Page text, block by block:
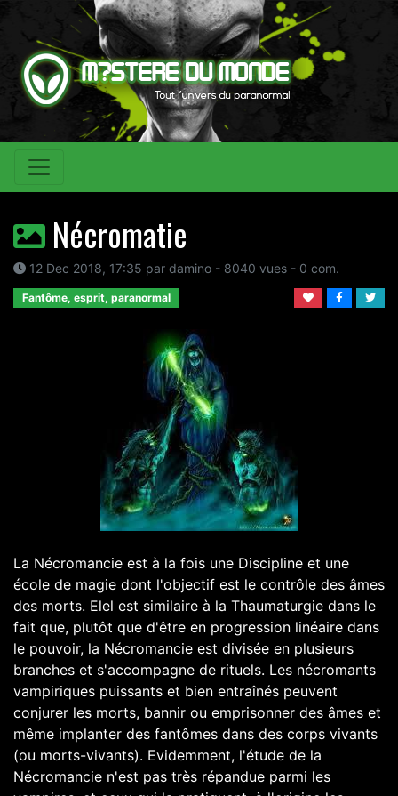
Nécromatie
12 Dec 2018, 17:35 par damino - 8040 vues - 0 com.
Fantôme, esprit, paranormal
La Nécromancie est à la fois une Discipline et une école de magie dont l'objectif est le contrôle des âmes des morts. Elel est similaire à la Thaumaturgie dans le fait que, plutôt que d'être en progression linéaire dans le pouvoir, la Nécromancie est divisée en plusieurs branches et s'accompagne de rituels. Les nécromants vampiriques puissants et bien entraînés peuvent conjurer les morts, bannir ou emprisonner des âmes et même implanter des fantômes dans des corps vivants (ou morts-vivants). Evidemment, l'étude de la Nécromancie n'est pas très répandue parmi les vampires, et ceux qui la pratiquent, à l'origine les Giovanni, sont évités et ignorés autant que faire se peut. Avec les siècles, les différentes écoles de Nécromancie vampirique se sont diversifiées, pour aboutir à 3 branches distinctes. Tous les nécromants apprennent la Branche du Sépulcre, puis poursuivent leurs études par la Branche des Ossements ou la Branche des Cendres lorsque l'occasion s'en présente. La Branche du Sépulcre est toujours considérée comme la Branche primaire : elle augment automatiquement avec le niveau de Nécromancie du personnage. Les Branches des Ossements et des Cendres doivent être augmentées séparément, en utilisant des points d'expérience pour les Branches secondaires. Comme la Thaumaturgie, la Nécromancie a également un certain nombre de rituels. Bien que leurs effets ne soient de loin pas aussi immédiats que ceux des autres pouvoirs de la nécromancie, les rituels peuvent avoir des effets à long terme très spectaculaires. Sans surprise, les éléments de base de ces rituels se composent de choses tels que des cadavres enterrés depuis longtemps, des mains de pendus, etc. et rassembler le matériel nécessaire peut s'avérer assez compliqué. La rareté des ingrédients limitent la fréquence des rituels de Nécromancie, ce qui permet aux autres vampires de pousser un soupir métaphorique de soulagement. Système : Un Nécromant Caïnite doit apprendre au moins trois niveaux dans la Branche du Sépulcre avant d'accéder au premier niveau dans celle des Ossements ou celle des Cendres. Il doit ensuite maîtriser totalement la Branche du Sépulcre (niv.5) avant d'acquérir des connaissances dans la troisième Branche. Comme pour la Thaumaturgie, l'avancement dans la Branche primaire (dans ce cas, la Branche du Sépulcre) coûte le nombre de points normal d'expérience, tandis que l'étude de la Branche secondaire demande un coût supplémentaire (voir le tableau des coûts de l'expérience). Puisque l'étude de la Nécromancie n'est pas aussi rigide que celle de la Thaumaturgie, les jets demandés pour utiliser les pouvoirs peuvent varier selon les Branches et même selon les pouvoirs. La branche de Sépulcre X - Introspection Voir la dernière chose qu'a vu par un mort Système: « Perception + Occultisme » (DD8 ou 10 pour un mort-vivant) 1 succès: une vision très rapide de la mort du sujet. 2 succès: une image claire de la mort du sujet et des secondes la précédent. 3 succès: une image claire, avec les sons, des minutes précédent la mort. 4 succès: une image claire, avec les sons, de la demi-heure précédant la mort. 5 succès: une perception total, avec tous les sens, de la dernière heure du défunt. XX - Invocation d'une Âme Invoqué un esprit pour discutait avec lui. Condition: doit connaître le nom du revenant et doit avoir un objet appartenant au défunt. Système: « Perception + Occultisme » (DD7 ou Volonté du fantôme) Le fantôme doit faire un jet de dés égale au nombre de succès du nécromant (DD6) XXX - Contrainte d'une Âme Diriger un fantôme pendant un certain temps, peut être dangereux. Système: Doit l'invoquer avant. « Manipulation + Occultisme » (DD = Volonté de la cible) Le fantôme peut utiliser de l'empathie (ou sang) pour annuler un succès du Nécromant. 1 succès: Le revenant ne peut attaquer sans l'ordre de Nécromant et doit rester à proximité. 2 succès: Le revenant doit rester et répondre aux questions honnêtement mais elle doivent être posé avec attention. 3 succès: Le revenant doit rester et répondre aux questions honnêtement, sans omission et sans détour. 4 succès: Le revenant doit répondre aux questions comme avec 3 succès et doit obéir aux ordres du Nécromant à l'écrit. 5 succès: Le revenant est dévoué au Nécromant par l'esprit. 1 succès=1 heure et la dépense d'un point de volonté temporaire oblige le revenant à rester 1 nuit de plus et la dépense d'un point de volonté permanent l'oblige à rester 1 an et 1 jour de plus. XXXX - Hantise Lié un revenant à un endroit ou en cas extrême un objet. Système: « Manipulation + Occultisme » (DD = Volonté de la cible ou 4 si elle ne résiste pas). Le revenant ne peut quitter l'endroit que si il fait un jet de volonté (DD10) ou sinon il prend 2 dégâts aggravés Dure une nuit OU la dépense d'un point de Volonté = un mois OU un point de Volonté permanent = un an. XXXXX - Tourment Pouvoir frapper un fantôme Système: « Manipulation + Occultisme » (DD = Volonté de la cible si elle résiste OU 4 si elle ne résiste pas) La branche des Ossements Rappeler les âmes des morts dans le monde des vivants temporairement ou permanent. X - Spasmes Faire bouger un cadavre, geste par geste Système: Dépense d'un point de sang et « Dextérité + Occultisme » (DD6) Plus il y a de succès plus l'action peut être complexe. XX - Balais de l'apprenti Assigner une tâche à un cadavre, déplacer des objets des objets lourds... Système: « Astuce + Occultisme » (DD7). Dépense d'un point de Sang et d'un point de Volonté. Le nombre de succès décide du nombre de cadavre réanimé. Chaque cadavre doit avoir une tâche proprement dit. XXX - Hordes Trébuchantes Animé une hordes de cadavres qui pourront attaquer, défendre un site. Ne laisse tomber leur tâche que lorsque le dernier et détruit. Peut recevoir un ordre pour agir longtemps après. Système: Dépense d'un point de Volonté, et dépense d'un point de Sang pour chaque cadavre réanimé. Chaque succès permet au Nécromant de faire ressorti un corps d'un tombeau. XXXX - Vol de l'Âme Enlèvement d'une âme de mortel ou immortel d'un corps et n'ayant que pour rattachement à la Terre leur corps vide. Système: Dépense d'un point de Sang et un jet de Volonté contre sa victime (DD6). Pour chaque succès l'âme est enlever du corps pour une heure et le corps est en catatonie. Le corps vide fait un hôte confortable pour une Possession démoniaque. XXXXX - Possession Démoniaque Permet à un Caïnite de pénétrer un corps mort depuis peu qui se décomposera irrévocablement au bout d'une semaine. Système: Le corps doit être mort que depuis 30 minutes, pour faire pénétrer un esprit le Nécromant doit réussir un jet de Volonté contre le premier propriétaire (DD selon le Conteur). Remarque: Utilise les capacités physiques du corps et ses propres capacités mentales. La branche des Cendres S'aventurer au pays des morts et même y modifier des choses, des 3 branches c'est la plus périlleuse. X - Perception au-delà du Voile Permet de voir le monde de l'Au-delà et les revenants, mais attention à ne pas être vu par un revenant. Système: « Perception + Vigilance » (DD6) et dépense d'un point de Volonté, dure une scène. XX - Langage des Trépassés Permet de pouvoir parler au revenant Système: « Perception + Occultisme » (DD6) et dépense d'un point de Volonté. Ce pouvoir prend également en compte perception au-delà du Voile. XXX - Main Morte Aller dans le monde l'au-delà, prendre des objets fantomatiques, attaquer des fantômes ou se faire attaquer par des fantômes, grimper aux immeubles fantomatiques... Le Caïnite existe dans les 2 mondes. XXXX - Ex Nihilo Cette discipline permet au Caïnite d'entrer dans le monde de l'au-delà, passer à travers des objets... au détriment d'un 1 de santé. Un Caïnite perdu dans ce monde est perdu à tous jamais. Système: Doit dessiner une porte avec du sang ou de la craie sur n'importe quelle surface, dépense de 2 point de Volonté, « Vigueur + Occultisme » (DD6). Un Caïnite ne peut consommer sur un fantôme et peut devoir se rapprocher du monde des vivants pour pouvoir revenir au monde normal. Le Caïnite reste invisible pendant (1 en vigueur= 1 tour). XXXXX - Maîtrise du Voile Peut faciliter la tâche des revenants ou rendre le presque impossible pour un fantôme au contact du monde des vivants. Système: Dépense de 2 point de Volonté et « Intelligence + Occultisme » (DD3 + niveau du rituel, maximum 9). Le voile reprend sa forme original par (un point de Volonté par heure). Rituels de Nécromancie Un rituel de niveau 1 est donner au commencement puis doit être apprit en jeu par la suite. Système: « Intelligence + Occultisme » (difficulté 3 + niveau rituel, maximum 9) Appel des Morts Avides (rituel de niveau 1) L'appel des morts avides fait entendre à une victime des bribes de conversation de l'au-delà. Si la victime n'y est pas préparée, elle n'entend que hurlements, appels à l'aide angoissants, etc. Elle peut même sombrer brièvement dans la folie. Le rituel dure 10 minutes et nécessite un cheveu de la victime. Yeux de la Tombe (rituel de niveau 2) Les yeux de la tombe fait subir à sa victime des images de sa future morts espacées en une semaine, seul la victime c'est ce qu'elle voit et elle doit faire un jet de courage (difficulté 7) ou être prise de panique. Ce rituel dure 2 heures est nécessite une poignée de terre fraîche d'une tombe. Rituel des entraves Funestes (rituel de niveau 3) Ce rituel permet au Nécromant de faire d'un os de squelette une boussole pour retrouver un objet qui lui était important. Ce rituel dure 3 heures, nécessite un os du revenant en question, son nom et un morceau de pierre d'un monument mortuaire. La pierre tombe en poussière et doit être répandu sur l'os. Contact de Cadavre (rituel de niveau 4) En chantant durant 3 heures et faisant brûler une poupée à l'effigie de la cible, le Nécromant arrive à rendre la cible en cadavre (son pouls se ralentit, la cible devient moite et froide, sa chaire